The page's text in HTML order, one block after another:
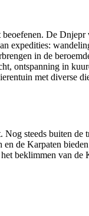
De
expedities:
in de
ontspanning in
met
Nog steeds buiten
de Karpaten
beklimmen van